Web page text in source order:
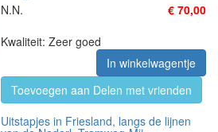
N.N.
€ 70,00
Kwaliteit: Zeer goed
In winkelwagentje
Toevoegen aan Delen met vrienden
Uitstapjes in Friesland, langs de lijnen